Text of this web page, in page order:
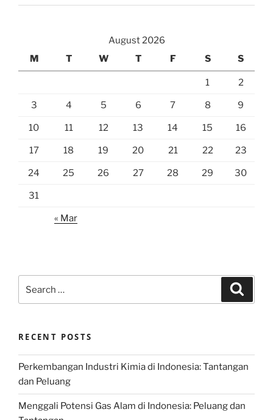
August 2026
M
T W T F S S
1 2
3 4 5 6 7 8 9
10 11 12 13 14 15 16
17 18 19 20 21 22 23
24 25 26 27 28 29 30
31
« Mar
for:
RECENT POSTS
Perkembangan Industri Kimia di Indonesia: Tantangan
dan Peluang
Menggali Potensi Gas Alam di Indonesia: Peluang dan